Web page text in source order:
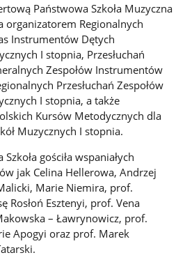
Państwowa Szkoła Muzyczna
organizatorem Regionalnych
Instrumentów Dętych
I stopnia, Przesłuchań
Zespołów Instrumentów
Przesłuchań Zespołów
I stopnia, a także
Kursów Metodycznych dla
Muzycznych I stopnia.
gościła wspaniałych
jak Celina Hellerowa, Andrzej
Marie Niemira, prof.
Rosłoń Esztenyi, prof. Vena
– Ławrynowicz, prof.
Apogyi oraz prof. Marek